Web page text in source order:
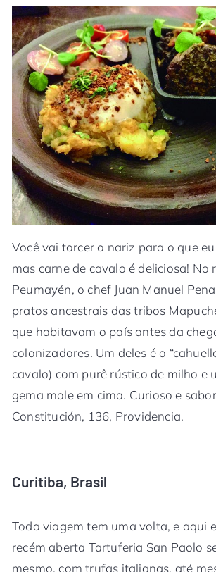
Você vai torcer o nariz para o que
mas carne de cavalo é deliciosa! No
Peumayén, o chef Juan Manuel
pratos ancestrais das tribos
que habitavam o país antes da
colonizadores. Um deles é o
cavalo) com purê rústico de milho e
gema mole em cima. Curioso e
Constitución, 136, Providencia.
Curitiba, Brasil
Toda viagem tem uma volta, e aqui
recém aberta Tartuferia San Paolo
mesmo, com trufas italianas, até